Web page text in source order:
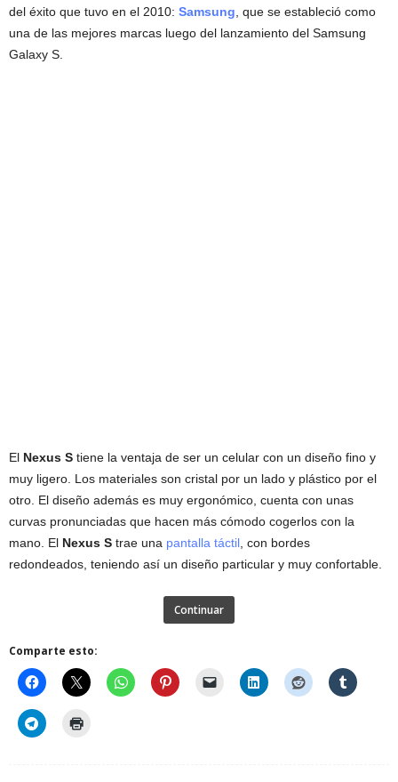
del éxito que tuvo en el 2010: Samsung , que se estableció como
una de las mejores marcas luego del lanzamiento del Samsung
Galaxy S.
El Nexus S tiene la ventaja de ser un celular con un diseño fino y
muy ligero. Los materiales son cristal por un lado y plástico por el
otro. El diseño además es muy ergonómico, cuenta con unas
curvas pronunciadas que hacen más cómodo cogerlos con la
mano. El Nexus S trae una pantalla táctil , con bordes
redondeados, teniendo así un diseño particular y muy confortable.
Continuar
Comparte esto: